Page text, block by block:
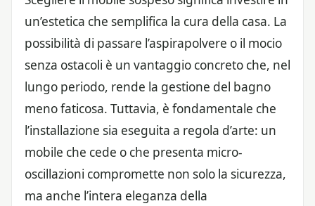
un’estetica che semplifica la cura della casa. La
possibilità di passare l’aspirapolvere o il mocio
senza ostacoli è un vantaggio concreto che, nel
lungo periodo, rende la gestione del bagno
meno faticosa. Tuttavia, è fondamentale che
l’installazione sia eseguita a regola d’arte: un
mobile che cede o che presenta micro-
oscillazioni compromette non solo la sicurezza,
ma anche l’intera eleganza della